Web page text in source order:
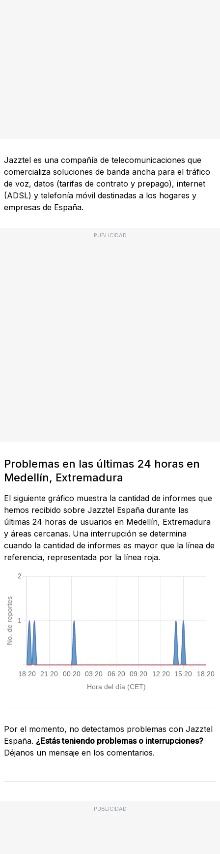
Jazztel es una compañía de telecomunicaciones que
comercializa soluciones de banda ancha para el tráfico
de voz, datos (tarifas de contrato y prepago), internet
(ADSL) y telefonía móvil destinadas a los hogares y
empresas de España.
PUBLICIDAD
Problemas en las últimas 24 horas en
Medellín, Extremadura
El siguiente gráfico muestra la cantidad de informes que
hemos recibido sobre Jazztel España durante las
últimas 24 horas de usuarios en Medellín, Extremadura
y áreas cercanas. Una interrupción se determina
cuando la cantidad de informes es mayor que la línea de
referencia, representada por la línea roja.
Por el momento, no detectamos problemas con Jazztel
España. ¿Estás teniendo problemas o interrupciones?
Déjanos un mensaje en los comentarios.
PUBLICIDAD